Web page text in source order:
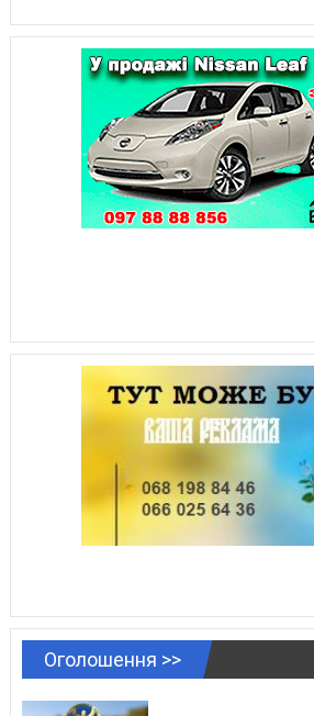
Оголошення >>